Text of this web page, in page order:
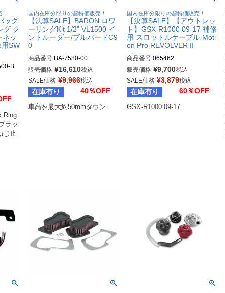
ッグ
グ ク
ネッ
SW
B
Ring
ラッ
じ止
国内在庫分限りの超特価販売！
【決算SALE】BARON ロワ
ーリングKit 1/2" VL1500 イ
ントルーダー/ブルバードC9
0
商品番号 BA-7580-00
Drag型番：1302-0256
販売価格 ¥16,610税込
SALE価格 ¥9,966税込
在庫有り 40％OFF
車高を最大約50mmダウン
国内在庫分限りの超特価販売！
【決算SALE】【アウトレッ
ト】GSX-R1000 09-17 補修
用 スロットルケーブル Moti
on Pro REVOLVER II
商品番号 065462
Biker's型番：065462
M型番：01-1251
販売価格 ¥9,700税込
SALE価格 ¥3,879税込
在庫有り 60％OFF
GSX-R1000 09-17